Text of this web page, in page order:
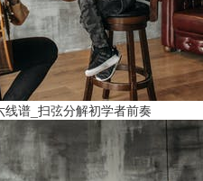
谱_扫弦分解初学者前奏